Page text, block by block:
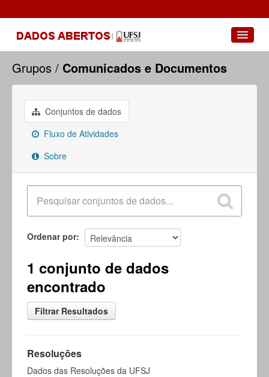
Conjuntos de dados
Grupos
Sobre
Grupos Comunicados e Documentos
Conjuntos de dados
Fluxo de Atividades
Sobre
Ordenar por
1 conjunto de dados
encontrado
Filtrar Resultados
Resoluções
Dados das Resoluções da UFSJ